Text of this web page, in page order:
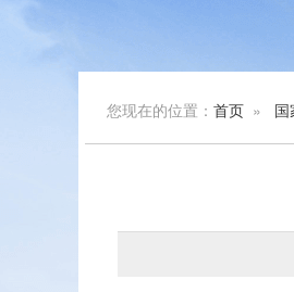
您现在的位置： 首页 »